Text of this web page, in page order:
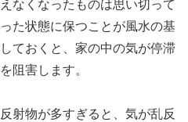
なくなったものは思い切って
た状態に保つことが風水の基
ておくと、家の中の気が停滞
阻害します。
射物が多すぎると、気が乱反